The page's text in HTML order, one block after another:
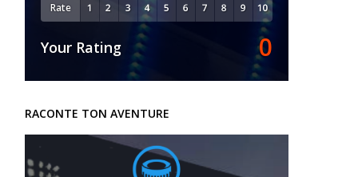
Rate
Your Rating 0
RACONTE TON AVENTURE